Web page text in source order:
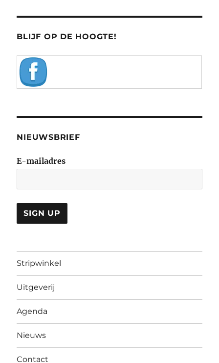
BLIJF OP DE HOOGTE!
NIEUWSBRIEF
E-mailadres
Stripwinkel
Uitgeverij
Agenda
Nieuws
Contact